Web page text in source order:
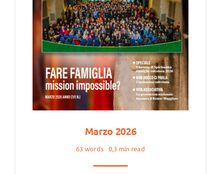
Marzo 2026
63 words 0,3 min read